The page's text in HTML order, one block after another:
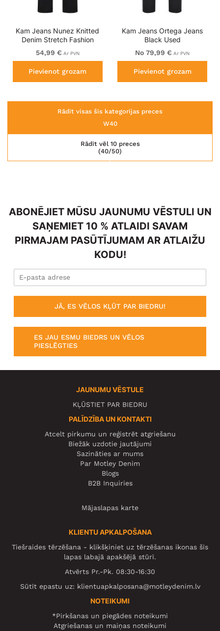
Kam Jeans Nunez Knitted
Denim Stretch Fashion
Jeans Charcoal
54,99 € Ar PVN
Pievienot grozam
Kam Jeans Ortega Jeans
Black Used
No 79,99 € Ar PVN
Pievienot grozam
Rādīt visas šīs kategorijas preces
W40
(40/50)
Rādīt vēl 10 preces
ABONĒJIET MŪSU JAUNUMU VĒSTULI UN
SAŅEMIET 10 % ATLAIDI SAVAM
PIRMAJAM PASŪTĪJUMAM AR ATLAIŽU
KODU!
JĀ, ES VĒLOS KĻŪT PAR BIEDRU!
ES JAU ESMU BIEDRS UN VĒLOS
PIESLĒGTIES
JAUNUMU VĒSTULE
KĻŪSTIET PAR BIEDRU
PALĪDZĪBA UN KONTAKTI
Atcelt pirkumu un reģistrēt atgriešanu
Biežāk uzdotie jautājumi
Sazināties ar mums
Par Motley Denim
Blogs
B2B Inquiries
Mājaslapas karte
KLIENTU APKALPOŠANA
Tiešraides tērzēšana - klikšķiniet uz tērzēšanas ikonas šīs
lapas labajā apakšējā stūrī.
Atvērts Pr.-Pk. 08:30-16:30
Sūtīt epastu uz: klientuapkalposana@motleydenim.lv
NOTEIKUMI
*Pirkšanas un piegādes noteikumi
Atgriešanas un maiņas noteikumi